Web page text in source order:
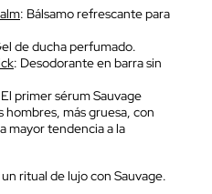
: Bálsamo refrescante para
de ducha perfumado.
: Desodorante en barra sin
primer sérum Sauvage
hombres, más gruesa, con
mayor tendencia a la
ritual de lujo con Sauvage.